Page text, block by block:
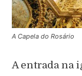
A Capela do Rosário
A entrada na